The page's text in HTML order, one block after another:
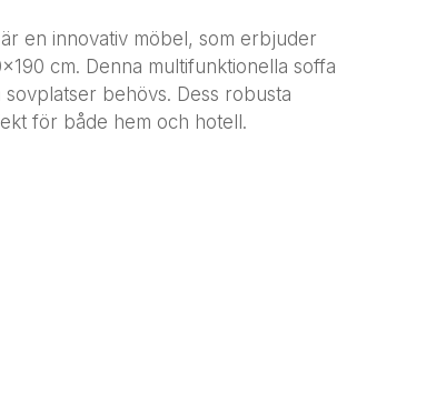
en innovativ möbel, som erbjuder
cm. Denna multifunktionella soffa
behövs. Dess robusta
för både hem och hotell.